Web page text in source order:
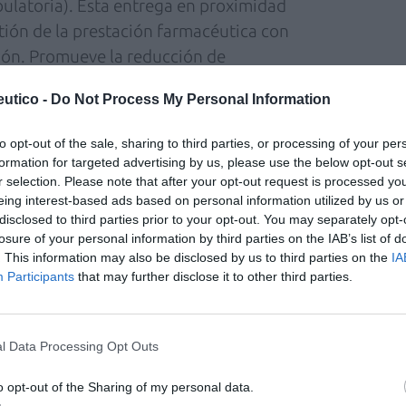
- Do Not Process My Personal Information
opt-out of the sale, sharing to third parties, or processing of your
for targeted advertising by us, please use the below opt-out
selection. Please note that after your opt-out request is processed
interest-based ads based on personal information utilized by us
to third parties prior to your opt-out. You may separately
of your personal information by third parties on the IAB’s list of
This information may also be disclosed by us to third parties on the
Participants that may further disclose it to other third parties.
Data Processing Opt Outs
opt-out of the Sharing of my personal data.
Esta entrega en proximidad
de la prestación farmacéutica con
Promueve la reducción de
sobre todo teniendo en cuenta el
de ellas con enfermedades crónicas,
La mayoría de pacientes participantes
comunitaria perteneciente a un
hospital de referencia.
del Servicio Catalán de la
reducir la movilidad de los pacientes
al hospital entre visitas médicas, sobre
estable, y ha contribuido a
procedimiento garantiza las condiciones
que no sale el circuito farmacéutico",